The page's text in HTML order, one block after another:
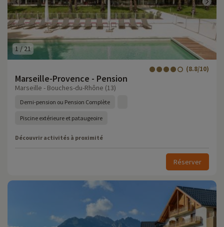
1 / 21
Marseille-Provence - Pension
(8.8/10)
Marseille - Bouches-du-Rhône (13)
Demi-pension ou Pension Complète
Piscine extérieure et pataugeoire
Découvrir activités à proximité
Réserver